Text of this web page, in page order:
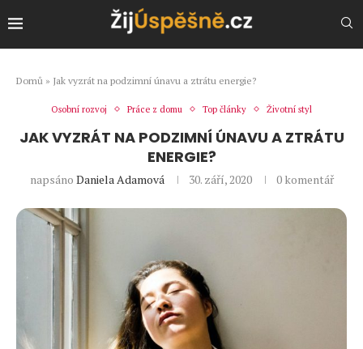
Domů » Jak vyzrát na podzimní únavu a ztrátu energie?
Osobní rozvoj Práce z domu Top články Životní styl
JAK VYZRÁT NA PODZIMNÍ ÚNAVU A ZTRÁTU
ENERGIE?
napsáno Daniela Adamová 30. září, 2020 0 komentář